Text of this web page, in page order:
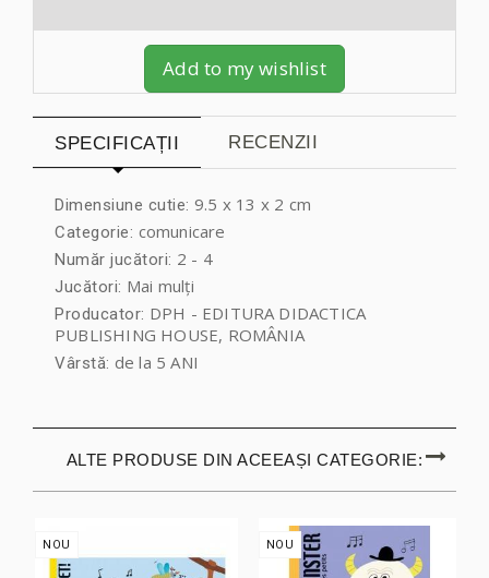
Add to my wishlist
SPECIFICAȚII RECENZII
Dimensiune cutie: 9.5 x 13 x 2 cm
Categorie: comunicare
Număr jucători: 2 - 4
Jucători: Mai mulți
Producator: DPH - EDITURA DIDACTICA
PUBLISHING HOUSE, ROMÂNIA
Vârstă: de la 5 ANI
ALTE PRODUSE DIN ACEEAȘI CATEGORIE:
NOU NOU